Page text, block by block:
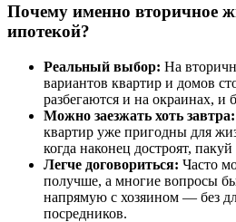
Почему именно вторичное
ипотекой?
Реальный выбор: На
вариантов квартир и домов
разбегаются и на окраинах, и
Можно заезжать хоть завтра:
квартир уже пригодны для
когда наконец достроят,
Легче договориться: Часто
получше, а многие вопросы
напрямую с хозяином — без
посредников.